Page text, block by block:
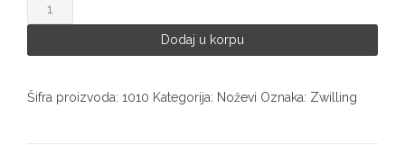
nož
količina
Dodaj u korpu
Šifra proizvoda: 1010 Kategorija: Noževi Oznaka: Zwilling